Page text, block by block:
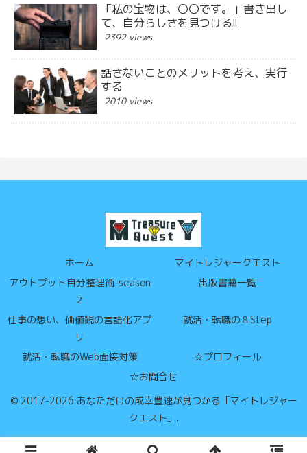
「私の宝物は、〇〇です。」書き出し
て、自分らしさを見つける!!
2392 views
話さないことのメリットを考え、実行
する
2010 views
ホーム
マイトレジャークエスト
アウトプット自分整理術-season
２
出版書籍一覧
仕事の想い、価値観の言語化アプ
リ
就活・転職の８Step
就活・転職のWeb面接対策
☆プロフィール
☆お問合せ
© 2017-2026 あなただけの成幸豊速が見つかる「マイトレジャー
クエスト」.